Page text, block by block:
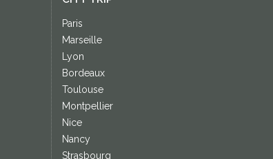
Paris
Marseille
Lyon
Bordeaux
Toulouse
Montpellier
Nice
Nancy
Strasbourg